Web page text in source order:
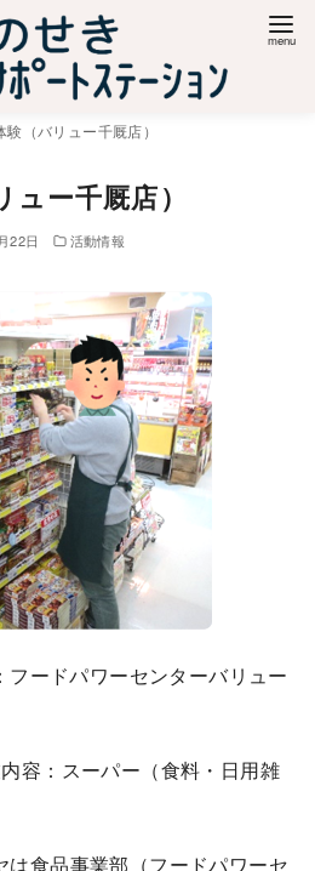
験（バリュー千厩店）
ュー千厩店）
22日 活動情報
ードパワーセンターバリュー
：スーパー（食料・日用雑
食品事業部（フードパワーセ